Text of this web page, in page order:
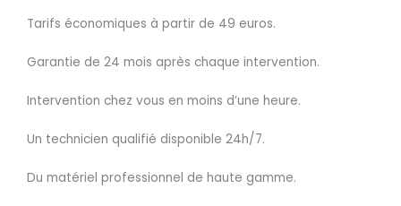
Tarifs économiques à partir de 49 euros.
Garantie de 24 mois après chaque intervention.
Intervention chez vous en moins d’une heure.
Un technicien qualifié disponible 24h/7.
Du matériel professionnel de haute gamme.